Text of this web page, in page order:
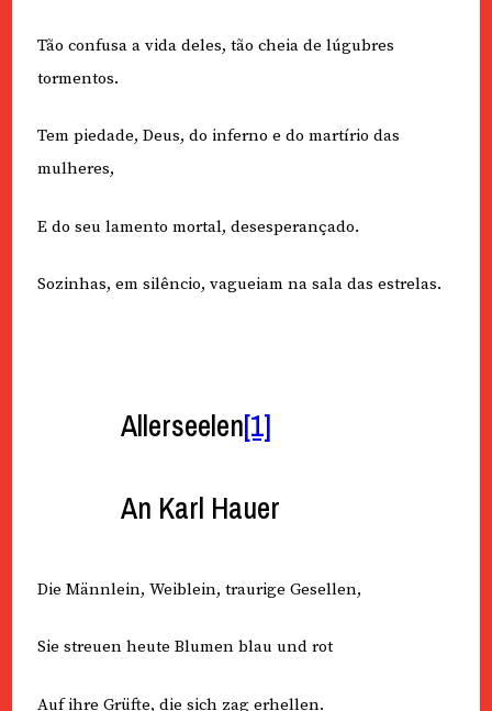
Tão confusa a vida deles, tão cheia de lúgubres
tormentos.
Tem piedade, Deus, do inferno e do martírio das
mulheres,
E do seu lamento mortal, desesperançado.
Sozinhas, em silêncio, vagueiam na sala das estrelas.
Allerseelen[1]
An Karl Hauer
Die Männlein, Weiblein, traurige Gesellen,
Sie streuen heute Blumen blau und rot
Auf ihre Grüfte, die sich zag erhellen.